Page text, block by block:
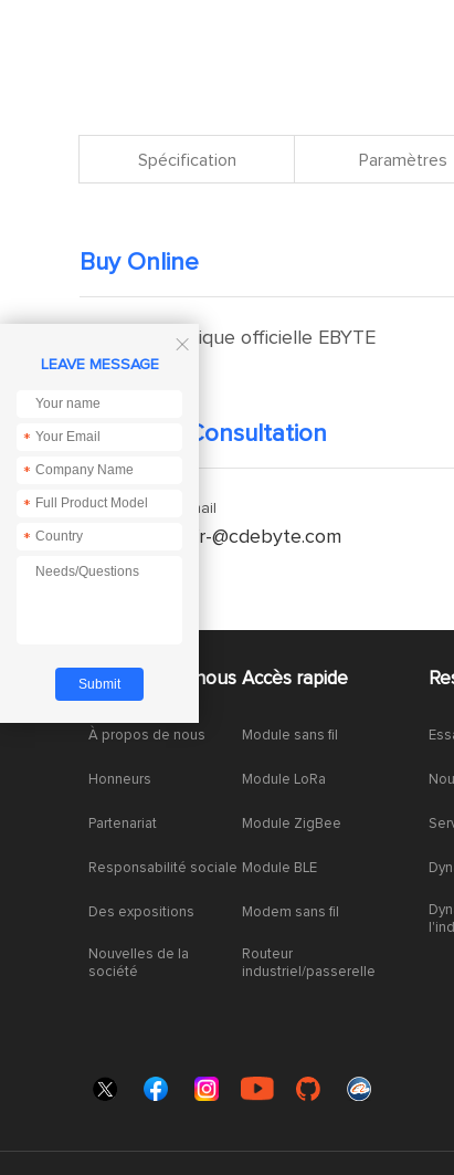
Spécification Paramètres
Buy Online
Boutique officielle EBYTE
Technical Consultation
Enquiry Email
service-fr-@cdebyte.com
À propos de nous
À propos de nous
Honneurs
Partenariat
Responsabilité sociale
Des expositions
Nouvelles de la
société
Accès rapide
Module sans fil
Module LoRa
Module ZigBee
Module BLE
Modem sans fil
Routeur
industriel/passerelle

LEAVE MESSAGE
*
*
*
*